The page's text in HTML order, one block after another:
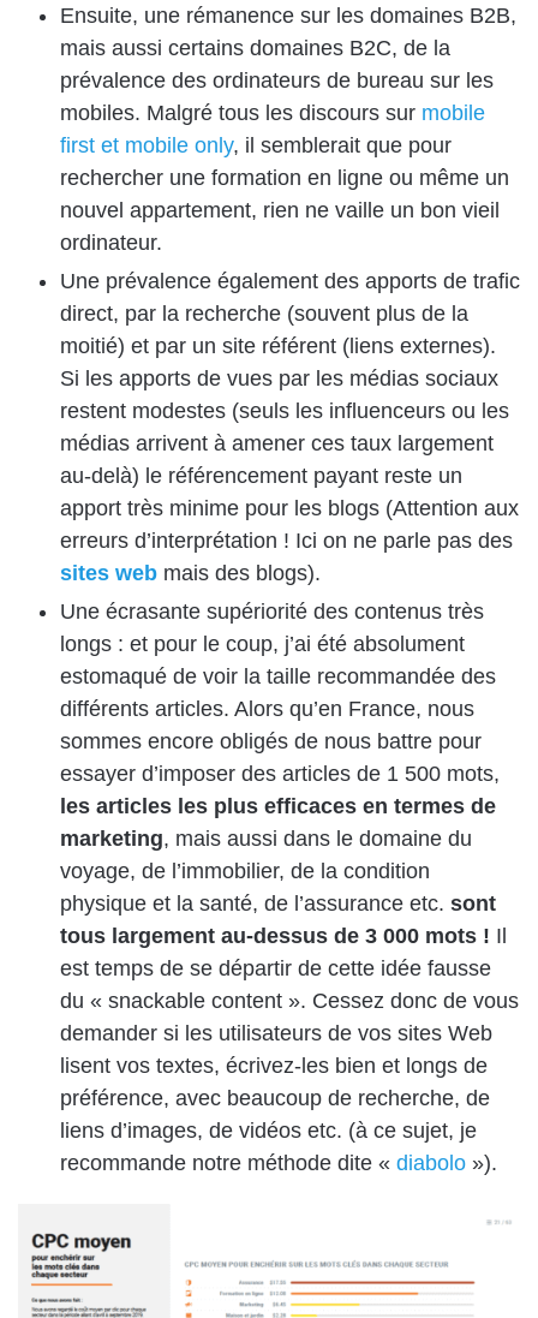
Ensuite, une rémanence sur les domaines B2B,
mais aussi certains domaines B2C, de la
prévalence des ordinateurs de bureau sur les
mobiles. Malgré tous les discours sur mobile
first et mobile only, il semblerait que pour
rechercher une formation en ligne ou même un
nouvel appartement, rien ne vaille un bon vieil
ordinateur.
Une prévalence également des apports de trafic
direct, par la recherche (souvent plus de la
moitié) et par un site référent (liens externes).
Si les apports de vues par les médias sociaux
restent modestes (seuls les influenceurs ou les
médias arrivent à amener ces taux largement
au-delà) le référencement payant reste un
apport très minime pour les blogs (Attention aux
erreurs d’interprétation ! Ici on ne parle pas des
sites web mais des blogs).
Une écrasante supériorité des contenus très
longs : et pour le coup, j’ai été absolument
estomaqué de voir la taille recommandée des
différents articles. Alors qu’en France, nous
sommes encore obligés de nous battre pour
essayer d’imposer des articles de 1 500 mots,
les articles les plus efficaces en termes de
marketing, mais aussi dans le domaine du
voyage, de l’immobilier, de la condition
physique et la santé, de l’assurance etc. sont
tous largement au-dessus de 3 000 mots ! Il
est temps de se départir de cette idée fausse
du « snackable content ». Cessez donc de vous
demander si les utilisateurs de vos sites Web
lisent vos textes, écrivez-les bien et longs de
préférence, avec beaucoup de recherche, de
liens d’images, de vidéos etc. (à ce sujet, je
recommande notre méthode dite « diabolo »).